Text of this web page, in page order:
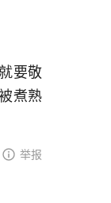
要敬
煮熟
举报